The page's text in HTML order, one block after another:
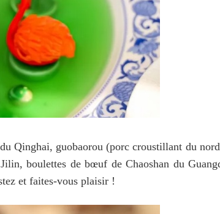
Qinghai, guobaorou (porc croustillant du
boulettes de bœuf de Chaoshan du
et faites-vous plaisir !